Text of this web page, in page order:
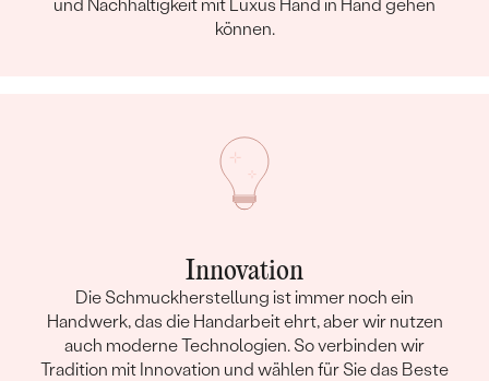
und Nachhaltigkeit mit Luxus Hand in Hand gehen
können.
Innovation
Die Schmuckherstellung ist immer noch ein
Handwerk, das die Handarbeit ehrt, aber wir nutzen
auch moderne Technologien. So verbinden wir
Tradition mit Innovation und wählen für Sie das Beste